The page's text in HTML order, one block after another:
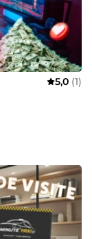
5,0 (1)